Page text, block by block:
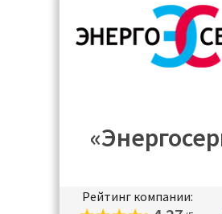
Рейтинг компании: